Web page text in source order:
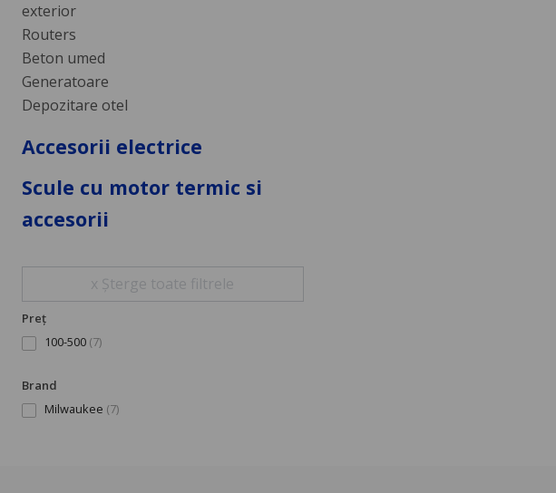
exterior
Routers
Beton umed
Generatoare
Depozitare otel
Accesorii electrice
Scule cu motor termic si
accesorii
x Șterge toate filtrele
Preț
100-500 (7)
Brand
Milwaukee (7)